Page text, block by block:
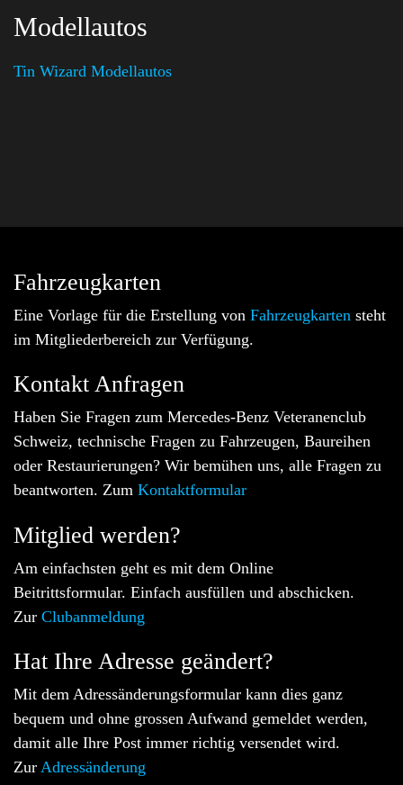
Modellautos
Tin Wizard Modellautos
Fahrzeugkarten
Eine Vorlage für die Erstellung von Fahrzeugkarten steht
im Mitgliederbereich zur Verfügung.
Kontakt Anfragen
Haben Sie Fragen zum Mercedes-Benz Veteranenclub
Schweiz, technische Fragen zu Fahrzeugen, Baureihen
oder Restaurierungen? Wir bemühen uns, alle Fragen zu
beantworten. Zum Kontaktformular
Mitglied werden?
Am einfachsten geht es mit dem Online
Beitrittsformular. Einfach ausfüllen und abschicken.
Zur Clubanmeldung
Hat Ihre Adresse geändert?
Mit dem Adressänderungsformular kann dies ganz
bequem und ohne grossen Aufwand gemeldet werden,
damit alle Ihre Post immer richtig versendet wird.
Zur Adressänderung